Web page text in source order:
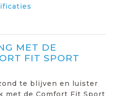
MET DE
FIT SPORT
te blijven en luister
met de Comfort Fit Sport